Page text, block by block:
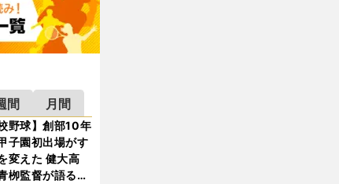
間 月間
校野球】創部10年
子園初出場がす
変えた 健大高
栁監督が語る